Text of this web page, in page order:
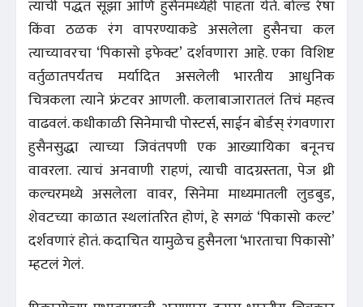
त्याची पद्धत सूझा आणि हुसैनमध्येही पाहता येते. बोल्ड रेषा
किंवा ठळक रंग वापरण्याकडे असलेला हुसैनचा कल
त्याच्यावरचा ‘पिकासो इफेक्ट’ दर्शवणारा आहे. एका विशिष्ट
वर्तुळातपर्यंतच मर्यादित असलेली भारतीय आधुनिक
चित्रकला त्याने फ्रंटवर आणली. कलाबाजारातलं तिचं महत्त्व
वाढवलं. कधीकाळी सिनेमाची पोस्टर्स, साईन बोर्डस् रंगवणारा
हुसैनसुद्धा त्याच्या जिवंतपणी एक आख्यायिका बनूनच
वावरला. त्याचं अनवाणी राहणं, त्याची वादग्रस्तता, पेज थ्री
कल्चरमध्ये असलेला वावर, सिनेमा माध्यमातली लुडबुड,
शेवटच्या काळात स्थलांतरित होणं, हे सगळं ‘पिकासो कल्ट’
दर्शवणारं होतं. कदाचित यामुळेच हुसैनला ‘भारताचा पिकासो’
म्हटलं गेलं.